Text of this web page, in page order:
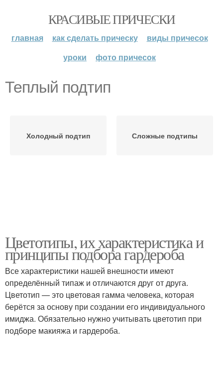
КРАСИВЫЕ ПРИЧЕСКИ
главная как сделать прическу
виды причесок
уроки
фото причесок
Теплый подтип
Холодный подтип Сложные подтипы
Цветотипы, их характеристика и
принципы подбора гардероба
Все характеристики нашей внешности имеют
определённый типаж и отличаются друг от друга.
Цветотип — это цветовая гамма человека, которая
берётся за основу при создании его индивидуального
имиджа. Обязательно нужно учитывать цветотип при
подборе макияжа и гардероба.